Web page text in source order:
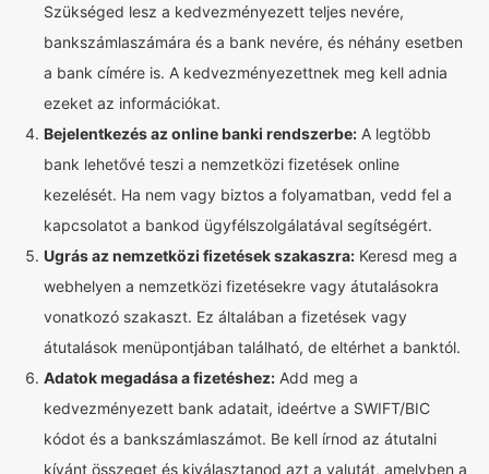
Szükséged lesz a kedvezményezett teljes nevére,
bankszámlaszámára és a bank nevére, és néhány esetben
a bank címére is. A kedvezményezettnek meg kell adnia
ezeket az információkat.
Bejelentkezés az online banki rendszerbe: A legtöbb
bank lehetővé teszi a nemzetközi fizetések online
kezelését. Ha nem vagy biztos a folyamatban, vedd fel a
kapcsolatot a bankod ügyfélszolgálatával segítségért.
Ugrás az nemzetközi fizetések szakaszra: Keresd meg a
webhelyen a nemzetközi fizetésekre vagy átutalásokra
vonatkozó szakaszt. Ez általában a fizetések vagy
átutalások menüpontjában található, de eltérhet a banktól.
Adatok megadása a fizetéshez: Add meg a
kedvezményezett bank adatait, ideértve a SWIFT/BIC
kódot és a bankszámlaszámot. Be kell írnod az átutalni
kívánt összeget és kiválasztanod azt a valutát, amelyben a